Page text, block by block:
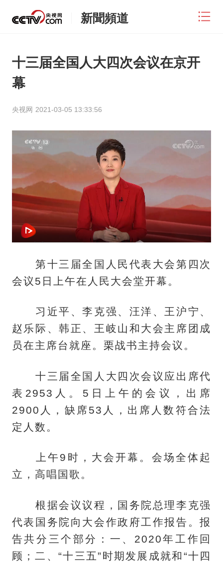
新聞頻道
十三届全国人大四次会议在京开
幕
央视网 2021-03-05 13:33:56
第十三届全国人民代表大会第四次
会议5日上午在人民大会堂开幕。
习近平、李克强、汪洋、王沪宁、
赵乐际、韩正、王岐山和大会主席团成
员在主席台就座。栗战书主持会议。
十三届全国人大四次会议应出席代
表2953人。5日上午的会议，出席
2900人，缺席53人，出席人数符合法
定人数。
上午9时，大会开幕。会场全体起
立，高唱国歌。
根据会议议程，国务院总理李克强
代表国务院向大会作政府工作报告。报
告共分三个部分：一、2020年工作回
顾；二、“十三五”时期发展成就和“十四